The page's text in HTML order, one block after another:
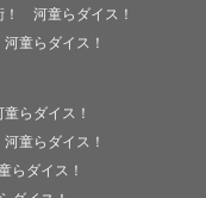
河童らダイス！
童らダイス！
らダイス！
童らダイス！
ダイス！